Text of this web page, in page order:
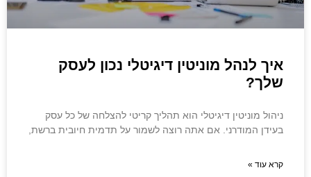
איך לנהל מוניטין דיגיטלי נכון לעסק
שלך?
ניהול מוניטין דיגיטלי הוא תהליך קריטי להצלחה של כל עסק
בעידן המודרני. אם אתה רוצה לשמור על תדמית חיובית ברשת,
קרא עוד »